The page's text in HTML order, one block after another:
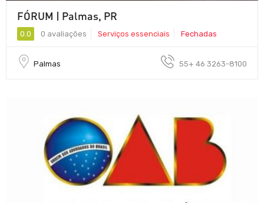
FÓRUM | Palmas, PR
0.0 0 avaliações Serviços essenciais Fechadas
Palmas 55+ 46 3263-8100